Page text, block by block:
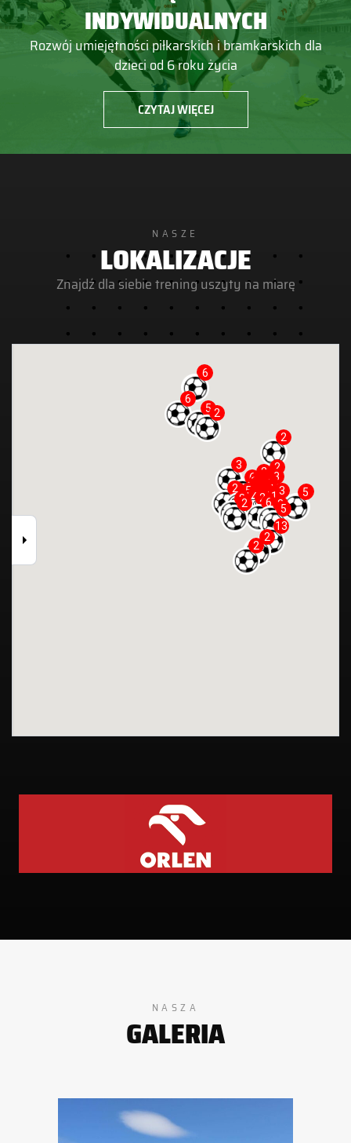
INDYWIDUALNYCH
Rozwój umiejętności piłkarskich i bramkarskich dla
dzieci od 6 roku życia
CZYTAJ WIĘCEJ
NASZE
LOKALIZACJE
Znajdź dla siebie trening uszyty na miarę
NASZA
GALERIA